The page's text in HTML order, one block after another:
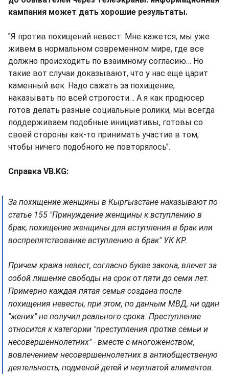
кампания может дать хорошие результаты.
"Я против похищений невест. Мне кажется, мы уже
живем в нормальном современном мире, где все
должно происходить по взаимному согласию… Но
такие вот случаи доказывают, что у нас еще царит
каменный век. Надо сажать за похищение,
наказывать по всей строгости… А я как продюсер
готов делать разные социальные ролики, мы всегда
поддерживаем подобные инициативы, готовы со
своей стороны как-то принимать участие в том,
чтобы ничего подобного не повторялось".
Справка VB.KG:
За похищение женщины в Кыргызстане наказывают по
статье 155 "Принуждение женщины к вступлению в
брак, похищение женщины для вступления в брак или
воспрепятствование вступлению в брак" УК КР.
Причем кража невест, согласно букве закона, влечет за
собой лишение свободы на срок от пяти до семи лет.
Примерно каждая пятая семья создана после
похищения невесты, при этом, по данным МВД, ни один
"жених" не получил реального срока. Преступление
относится к категории "преступления против семьи и
несовершеннолетних" - вместе с многоженством,
вовлечением несовершеннолетних в антиобщественую
деятельность, подменой детей и неуплатой алиментов.